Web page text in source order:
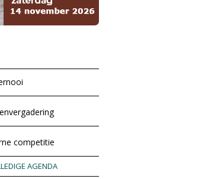
competitie
AGENDA